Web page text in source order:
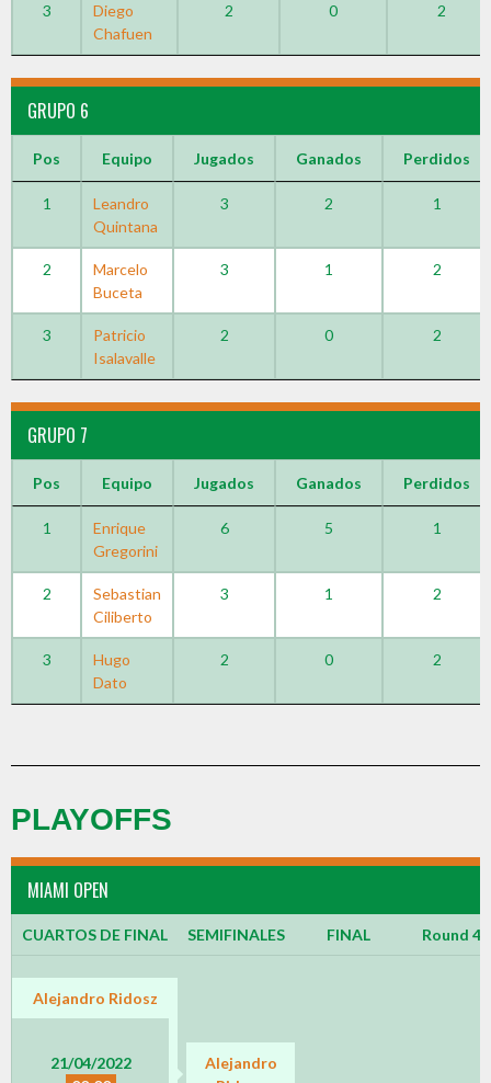
3
Diego
Chafuen
2 0 2
GRUPO 6
Pos Equipo Jugados Ganados Perdidos
1
Leandro
Quintana
3 2 1
2
Marcelo
Buceta
3 1 2
3
Patricio
Isalavalle
2 0 2
GRUPO 7
Pos Equipo Jugados Ganados Perdidos
1
Enrique
Gregorini
6 5 1
2
Sebastian
Ciliberto
3 1 2
3
Hugo
Dato
2 0 2
PLAYOFFS
MIAMI OPEN
CUARTOS DE FINAL SEMIFINALES FINAL Round 4
Alejandro Ridosz
21/04/2022
Alejandro